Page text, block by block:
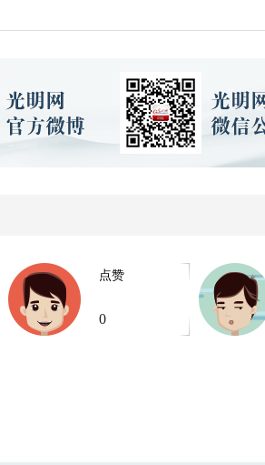
点赞
0